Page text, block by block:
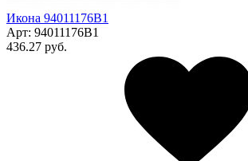
Икона 94011176В1
Арт: 94011176В1
436.27 руб.